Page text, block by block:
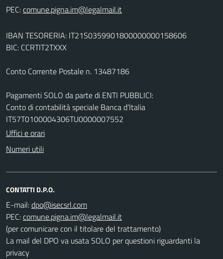
PEC:
IBAN TESORERIA: IT21S0359901800000000158606
BIC: CCRTIT2TXXX
Conto Corrente Postale n. 13487186
Pagamenti SOLO da parte di ENTI PUBBLICI:
Conto di contabilità speciale Banca d’Italia
IT57T0100004306TU0000007552
Uffici e orari
Numeri utili
CONTATTI D.P.O.
E-mail:
PEC:
(per comunicare con il titolare del trattamento)
La mail del DPO va usata SOLO per questioni riguardanti la
privacy